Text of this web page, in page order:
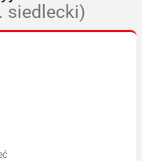
siedlecki)